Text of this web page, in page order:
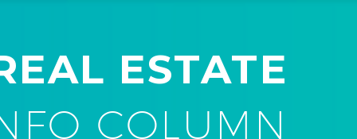
ESTATE
COLUMN